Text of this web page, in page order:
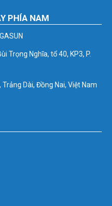
PHÍA NAM
Trọng Nghĩa, tổ 40, KP3, P.
Dài, Đồng Nai, Việt Nam